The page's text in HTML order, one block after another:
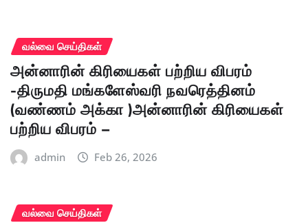
வல்வை செய்திகள்
அன்னாரின் கிரியைகள் பற்றிய விபரம்
-திருமதி மங்களேஸ்வரி நவரெத்தினம்
(வண்ணம் அக்கா )அன்னாரின் கிரியைகள்
பற்றிய விபரம் –
admin Feb 26, 2026
வல்வை செய்திகள்